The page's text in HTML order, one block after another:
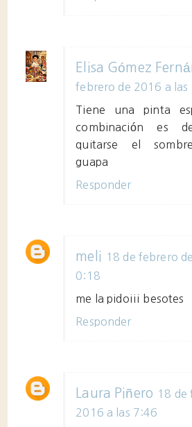
Elisa Gómez
febrero de 2016 a las
Tiene una pinta
combinación es
quitarse el
guapa
Responder
meli
18 de febrero
0:18
me la pido¡¡¡ besotes
Responder
Laura Piñero 18 de
2016 a las 7:46